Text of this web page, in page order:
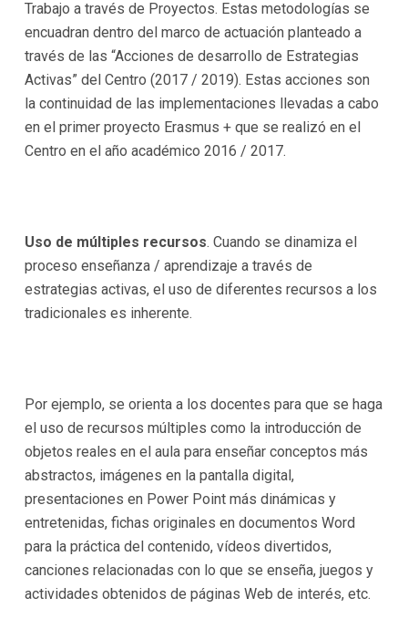
Trabajo a través de Proyectos. Estas metodologías se
encuadran dentro del marco de actuación planteado a
través de las “Acciones de desarrollo de Estrategias
Activas” del Centro (2017 / 2019). Estas acciones son
la continuidad de las implementaciones llevadas a cabo
en el primer proyecto Erasmus + que se realizó en el
Centro en el año académico 2016 / 2017.
Uso de múltiples recursos. Cuando se dinamiza el
proceso enseñanza / aprendizaje a través de
estrategias activas, el uso de diferentes recursos a los
tradicionales es inherente.
Por ejemplo, se orienta a los docentes para que se haga
el uso de recursos múltiples como la introducción de
objetos reales en el aula para enseñar conceptos más
abstractos, imágenes en la pantalla digital,
presentaciones en Power Point más dinámicas y
entretenidas, fichas originales en documentos Word
para la práctica del contenido, vídeos divertidos,
canciones relacionadas con lo que se enseña, juegos y
actividades obtenidos de páginas Web de interés, etc.